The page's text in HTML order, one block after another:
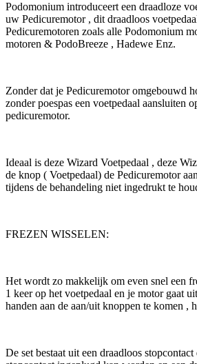
meer
hoeveelheid
Podomonium introduceert een draadloze
uw Pedicuremotor , dit draadloos
Pedicuremotoren zoals alle Podomonium
motoren & PodoBreeze , Hadewe Enz.
Zonder dat je Pedicuremotor omgebouwd
zonder poespas een voetpedaal aansluiten
pedicuremotor.
Ideaal is deze Wizard Voetpedaal , deze
de knop ( Voetpedaal) de Pedicuremotor
tijdens de behandeling niet ingedrukt te
FREZEN WISSELEN:
Het wordt zo makkelijk om even snel een
1 keer op het voetpedaal en je motor gaat
handen aan de aan/uit knoppen te komen ,
De set bestaat uit een draadloos